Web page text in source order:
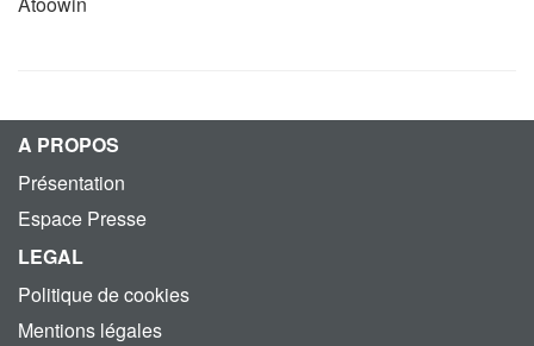
A PROPOS
Présentation
Espace Presse
LEGAL
Politique de cookies
Mentions légales